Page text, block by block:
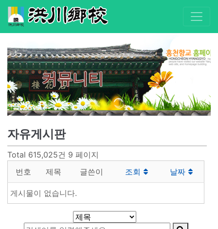
커뮤니티
자유게시판
Total 615,025건 9 페이지
번호
제목 글쓴이 조회 날짜
게시물이 없습니다.